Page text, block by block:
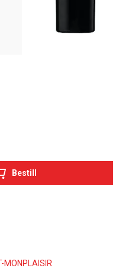
MONPLAISIR
Bestill